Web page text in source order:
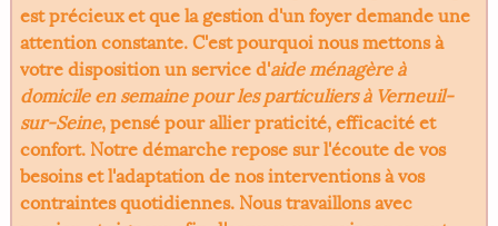
est précieux et que la gestion d'un foyer demande une
attention constante. C'est pourquoi nous mettons à
votre disposition un service d'aide ménagère à
domicile en semaine pour les particuliers à Verneuil-
sur-Seine, pensé pour allier praticité, efficacité et
confort. Notre démarche repose sur l'écoute de vos
besoins et l'adaptation de nos interventions à vos
contraintes quotidiennes. Nous travaillons avec